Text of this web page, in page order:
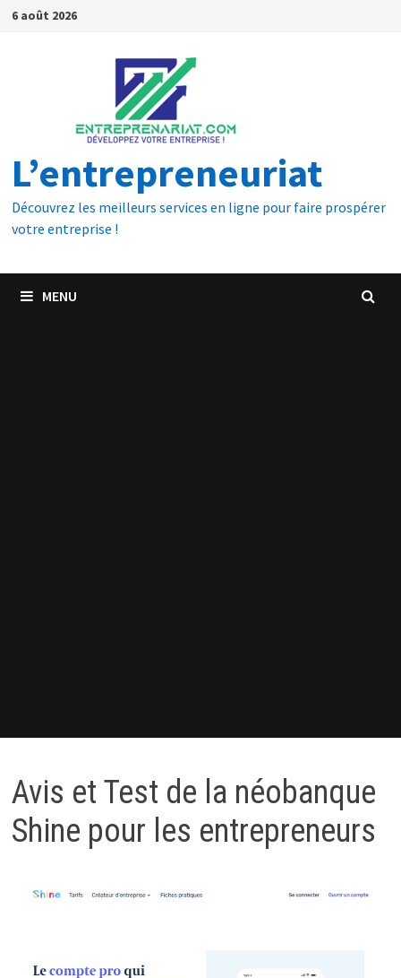
6 août 2026
L’entrepreneuriat
Découvrez les meilleurs services en ligne pour faire prospérer
votre entreprise !
MENU
Avis et Test de la néobanque
Shine pour les entrepreneurs